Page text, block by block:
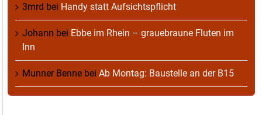
3mrd bei Handy statt Aufsichtspflicht
Johann bei Ebbe im Rhein – grauebraune Fluten im
Inn
Munner Benne bei Ab Montag: Baustelle an der B15